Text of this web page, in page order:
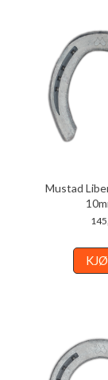
Mustad